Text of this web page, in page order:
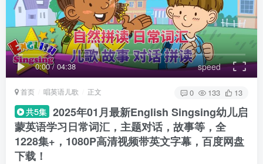
0:00/ 04:38 speed
首页 唱英语儿歌 正文 0 133 13
共5集 2025年01月最新English Singsing幼儿启
蒙英语学习日常词汇，主题对话，故事等，全
1228集+，1080P高清视频带英文字幕，百度网盘
下载！